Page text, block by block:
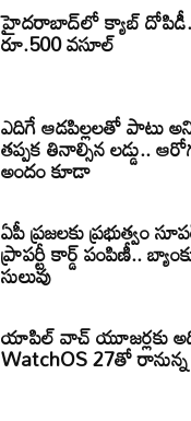
హైదరాబాద్‌లో క్యాబ్‌ దోపిడీ..
రూ.500 వసూల్
ఎదిగే ఆడపిల్లలతో పాటు
తప్పక తినాల్సిన లడ్డు..
అందం కూడా
ఏపీ ప్రజలకు ప్రభుత్వం
ప్రాపర్టీ కార్డ్ పంపిణీ..
సులువు
యాపిల్ వాచ్ యూజర్లకు
WatchOS 27తో రానున్న